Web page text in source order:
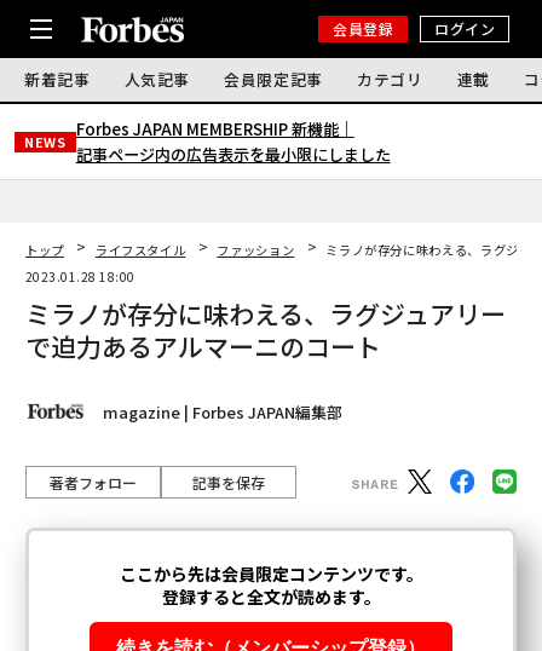
会員登録 ログイン
新着記事 人気記事 会員限定記事 カテゴリ 連載
NEWS
Forbes JAPAN MEMBERSHIP 新機能｜
記事ページ内の広告表示を最小限にしました
トップ ライフスタイル ファッション
ミラノが存分に味わえる、ラグジュ
2023.01.28 18:00
ミラノが存分に味わえる、ラグジュアリー
で迫力あるアルマーニのコート
magazine | Forbes JAPAN編集部
著者フォロー 記事を保存